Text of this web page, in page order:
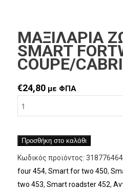
ΜΑΞΙΛΑΡΙΑ
SMART
COUPE/
€24,80 με ΦΠΑ
Προσθήκη στο καλάθι
Κωδικός προϊόντος: 318776464
four 454, Smart for two 450,
two 453, Smart roadster 452,